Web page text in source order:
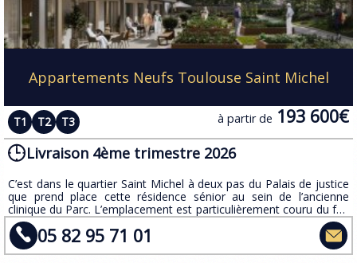
Appartements Neufs Toulouse Saint Michel
T1 T2 T3 à partir de 193 600€
Livraison 4ème trimestre 2026
C’est dans le quartier Saint Michel à deux pas du Palais de justice
que prend place cette résidence sénior au sein de l’ancienne
clinique du Parc. L’emplacement est particulièrement couru du fait
du charme des lieux, couplé à la présence du métro, du tramway
et du Jardin des Plantes.
05 82 95 71 01